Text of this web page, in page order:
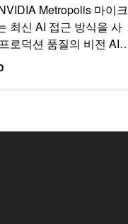
Metropolis 마이크
최신 AI 접근 방식을 사
로덕션 품질의 비전 AI
션을 빠르게…